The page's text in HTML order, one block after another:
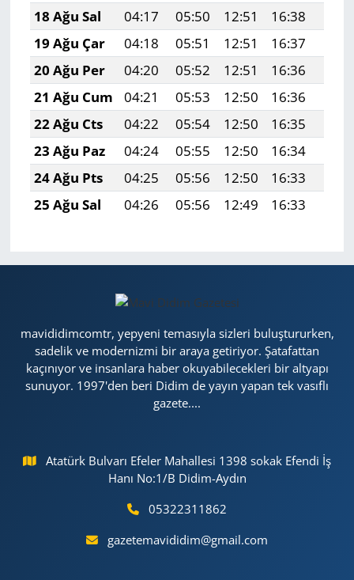
18 Ağu Sal
04:17 05:50 12:51 16:38
19 Ağu Çar
04:18 05:51 12:51 16:37
20 Ağu Per
04:20 05:52 12:51 16:36
21 Ağu Cum
04:21 05:53 12:50 16:36
22 Ağu Cts
04:22 05:54 12:50 16:35
23 Ağu Paz
04:24 05:55 12:50 16:34
24 Ağu Pts
04:25 05:56 12:50 16:33
25 Ağu Sal
04:26 05:56 12:49 16:33
mavididimcomtr, yepyeni temasıyla sizleri buluştururken,
sadelik ve modernizmi bir araya getiriyor. Şatafattan
kaçınıyor ve insanlara haber okuyabilecekleri bir altyapı
sunuyor. 1997'den beri Didim de yayın yapan tek vasıflı
gazete....
Atatürk Bulvarı Efeler Mahallesi 1398 sokak Efendi İş
Hanı No:1/B Didim-Aydın
05322311862
gazetemavididim@gmail.com